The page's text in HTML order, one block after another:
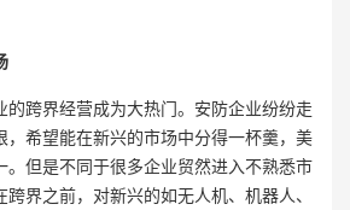
的跨界经营成为大热门。安防企业纷纷走
，希望能在新兴的市场中分得一杯羹，美
。但是不同于很多企业贸然进入不熟悉市
界之前，对新兴的如无人机、机器人、